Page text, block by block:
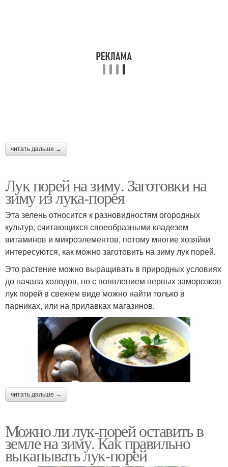
читать дальше →
Лук порей на зиму. Заготовки на
зиму из лука-порея
Эта зелень относится к разновидностям огородных
культур, считающихся своеобразными кладезем
витаминов и микроэлементов, потому многие хозяйки
интересуются, как можно заготовить на зиму лук порей.
Это растение можно выращивать в природных условиях
до начала холодов, но с появлением первых заморозков
лук порей в свежем виде можно найти только в
парниках, или на прилавках магазинов.
читать дальше →
Можно ли лук-порей оставить в
земле на зиму. Как правильно
выкапывать лук-порей